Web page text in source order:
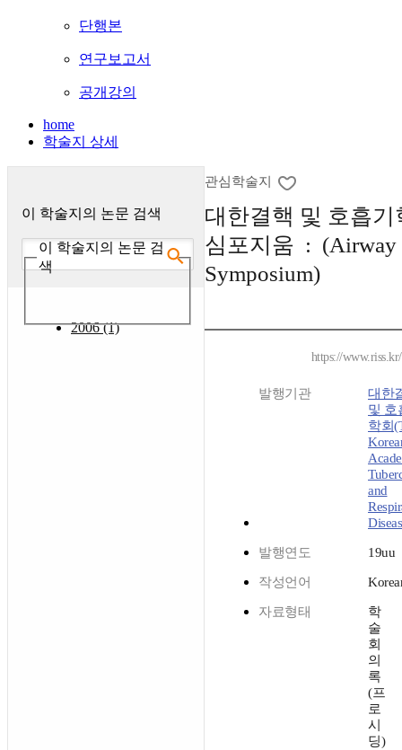
단행본
연구보고서
공개강의
home
학술지 상세
이 학술지의 논문 검색
이 학술지의 논문 검
색
2006 (1)
관심학술지
대한결핵 및 호흡기
심포지움 : (Airway
Symposium)
https://
발행기관
대한
및 호
학회
and
발행연도 19uu
작성언어
자료형태
학
술
회
의
록
(프
로
시
딩)